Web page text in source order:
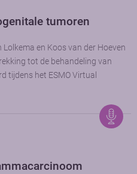
tumoren
en Koos van der Hoeven
tot de behandeling van
tijdens het ESMO Virtual